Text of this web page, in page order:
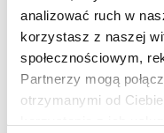
analizować ruch w
korzystasz z naszej
społecznościowym,
Partnerzy mogą
otrzymanymi od